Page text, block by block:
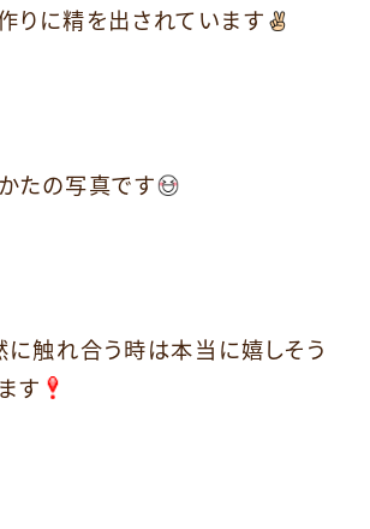
りに精を出されています
たの写真です
に触れ合う時は本当に嬉しそう
す